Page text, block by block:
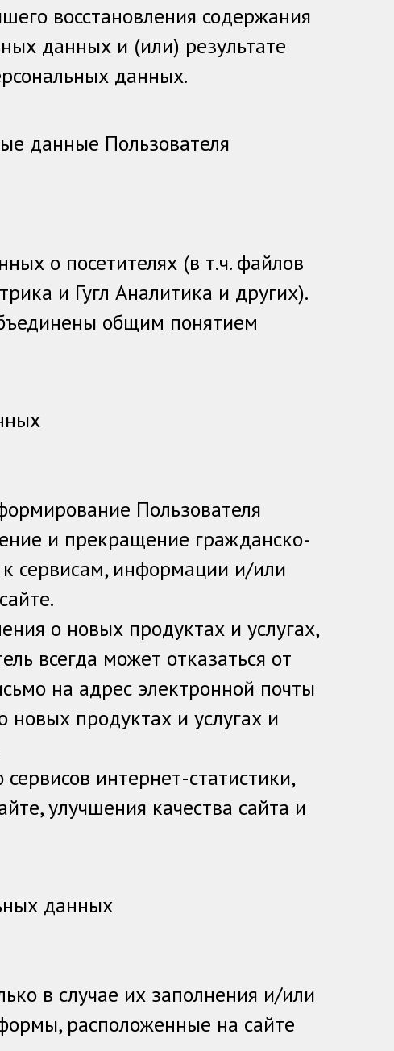
восстановления содержания
данных и (или) результате
данных.
данные Пользователя
о посетителях (в т.ч. файлов
и Гугл Аналитика и других).
общим понятием
Пользователя
и прекращение гражданско-
сервисам, информации и/или
о новых продуктах и услугах,
всегда может отказаться от
на адрес электронной почты
продуктах и услугах и
интернет-статистики,
улучшения качества сайта и
данных
в случае их заполнения и/или
расположенные на сайте